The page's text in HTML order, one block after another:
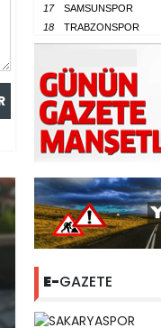
17
SAMSUNSPOR
18
TRABZONSPOR
E-GAZETE